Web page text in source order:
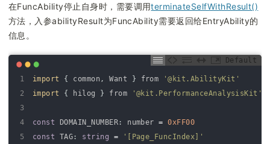
49
50
51
`
Failed to start ability for result.
})
'100%'
在FuncAbility停止自身时，需要调用terminateSelfWithResult()
方法，入参abilityResult为FuncAbility需要返回给EntryAbility的
信息。
Default
1
2
3
4
5
import { common , Want } from
'@kit.AbilityKit'
import
{ hilog } from '@kit.PerformanceAnalysisKit'
const DOMAIN_NUMBER : number = 0xFF00
const
TAG : string = '[Page_FuncIndex]'